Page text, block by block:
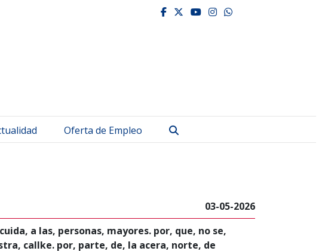
facebook
twitter
youtube
instagram
whatsapp
Oferta de Empleo
03-05-2026
a las, personas, mayores. por, que, no se,
callke. por, parte, de, la acera, norte, de